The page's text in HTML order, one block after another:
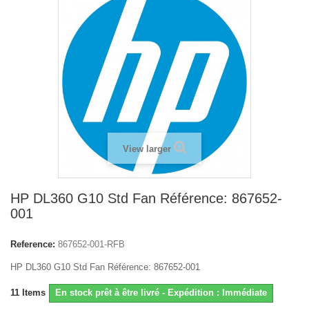
View larger
HP DL360 G10 Std Fan Référence: 867652-
001
Reference: 867652-001-RFB
HP DL360 G10 Std Fan Référence: 867652-001
11 Items En stock prêt à être livré - Expédition : Immédiate